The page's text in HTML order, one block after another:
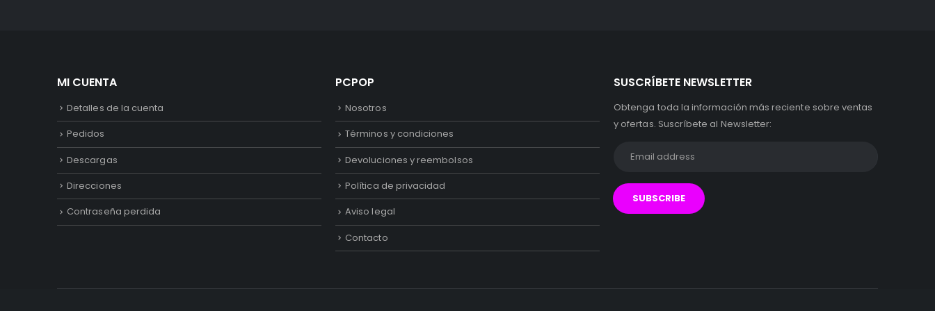
MI CUENTA
Detalles de la cuenta
Pedidos
Descargas
Direcciones
Contraseña perdida
PCPOP
Nosotros
Términos y condiciones
Devoluciones y reembolsos
Política de privacidad
Aviso legal
Contacto
SUSCRÍBETE NEWSLETTER
Obtenga toda la información más reciente sobre ventas
y ofertas. Suscríbete al Newsletter: